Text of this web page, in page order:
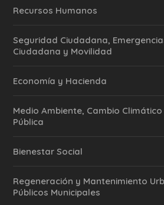
Recursos Humanos
Seguridad Ciudadana,
Ciudadana y Movilidad
Economía y Hacienda
Medio Ambiente, Cambio
Pública
Bienestar Social
Regeneración y Mantenimiento
Públicos Municipales